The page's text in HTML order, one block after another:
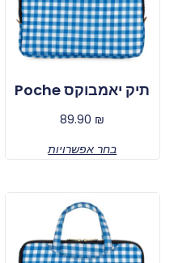
תיק יאמבוקס Poche
89.90 ₪
בחר אפשרויות